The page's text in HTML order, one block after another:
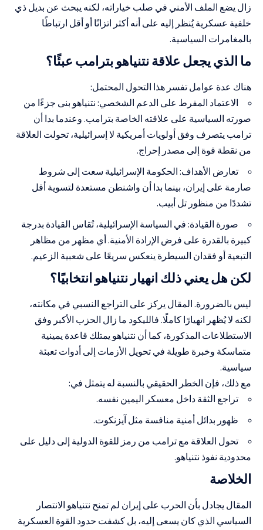
زال يضع الملف الأمني في صلب خياراته، لكنه يبحث عن بديل ذي
خلفية عسكرية يُنظر إليه على أنه أكثر اتزانًا أو أقل ارتباطًا
بالمغامرات السياسية.
ما الذي يجعل علاقة نتنياهو بترامب عبئًا؟
هناك عدة عوامل تفسر هذا التحول المحتمل:
الاعتماد المفرط على الدعم الشخصي: نتنياهو بنى جزءًا من
صورته السياسية على علاقته الخاصة بترامب. وعندما بدا أن
ترامب يتصرف وفق أولويات أمريكية لا إسرائيلية، تحولت العلاقة
من نقطة قوة إلى مصدر إحراج.
تعارض الأهداف: الحكومة الإسرائيلية سعت إلى شروط
صارمة على إيران، بينما بدا أن واشنطن مستعدة لتسوية أقل
تشددًا من منظور تل أبيب.
صورة القيادة: في السياسة الإسرائيلية، تُقاس القيادة بدرجة
كبيرة بالقدرة على فرض الإرادة الأمنية. أي مظهر من مظاهر
التبعية أو فقدان السيطرة ينعكس سريعًا على شعبية الزعيم.
لكن هل يعني ذلك انهيار نتنياهو انتخابيًا؟
ليس بالضرورة. المقال يركز على التراجع النسبي في مكانته،
لكنه لا يُظهر انهيارًا كاملًا. فالليكود ما زال الحزب الأكبر وفق
الاستطلاعات المذكورة، كما أن نتنياهو يمتلك قاعدة يمينية
متماسكة وخبرة طويلة في تحويل الأزمات إلى أدوات تعبئة
سياسية.
مع ذلك، فإن الخطر الحقيقي بالنسبة له يتمثل في:
تراجع الثقة داخل معسكر اليمين نفسه.
ظهور بدائل أمنية منافسة مثل آيزنكوت.
تحول العلاقة مع ترامب من رمز للقوة الدولية إلى دليل على
محدودية نفوذ نتنياهو.
الخلاصة
المقال يجادل بأن الحرب على إيران لم تمنح نتنياهو الانتصار
السياسي الذي كان يسعى إليه، بل كشفت حدود القوة العسكرية